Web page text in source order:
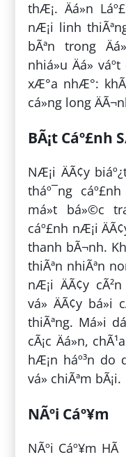
thÆ¡. Äá»n
nÆ¡i linh
bÃªn trong
nhiá»u Äá»
xÆ°a nhÆ°:
cá»ng long
BÃ¡t Cáº£nh
NÆ¡i ÄÃ¢y
tháº¯ng cáº£nh
má»t bá»©c
cáº£nh nÆ¡i
thanh bÃ¬nh.
thiÃªn nhiÃªn
nÆ¡i ÄÃ¢y
vá» ÄÃ¢y
thiÃªng. Má»i
cÃ¡c Äá»n,
hÆ¡n háº³n do
vá» chiÃªm bÃ¡i.
NÃºi Cáº¥m
NÃºi Cáº¥m HÃ